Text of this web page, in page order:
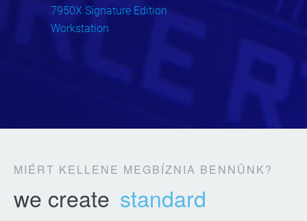
7950X Signature Edition
Workstation
MIÉRT KELLENE MEGBÍZNIA BENNÜNK?
we create standard